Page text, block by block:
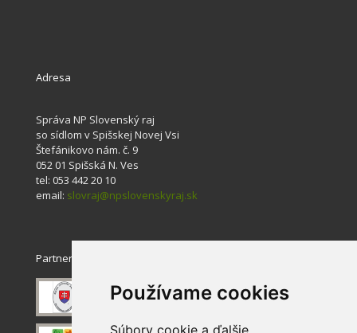
Používame cookies
Súbory cookie a ďalšie
Adresa
Správa NP Slovenský raj
so sídlom v Spišskej Novej Vsi
Štefánikovo nám. č. 9
052 01 Spišská N. Ves
tel: 053 442 20 10
email: slovraj@npslovenskyraj.sk
Partneri